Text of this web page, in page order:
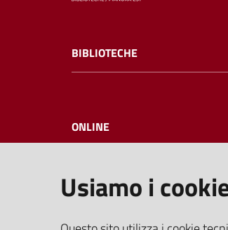
BIBLIOTECHE
ONLINE
I NOSTRI EVENTI
Usiamo i